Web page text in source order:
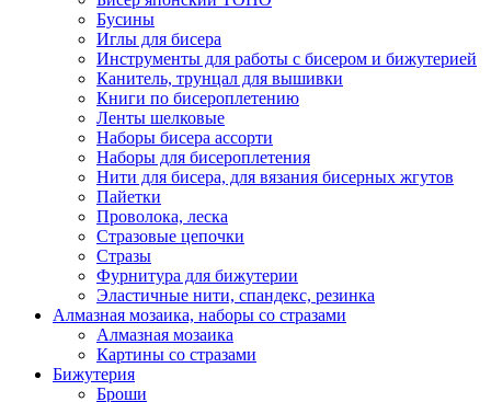
Бусины
Иглы для бисера
Инструменты для работы с бисером и бижутерией
Канитель, трунцал для вышивки
Книги по бисероплетению
Ленты шелковые
Наборы бисера ассорти
Наборы для бисероплетения
Нити для бисера, для вязания бисерных жгутов
Пайетки
Проволока, леска
Стразовые цепочки
Стразы
Фурнитура для бижутерии
Эластичные нити, спандекс, резинка
Алмазная мозаика, наборы со стразами
Алмазная мозаика
Картины co стразами
Бижутерия
Броши